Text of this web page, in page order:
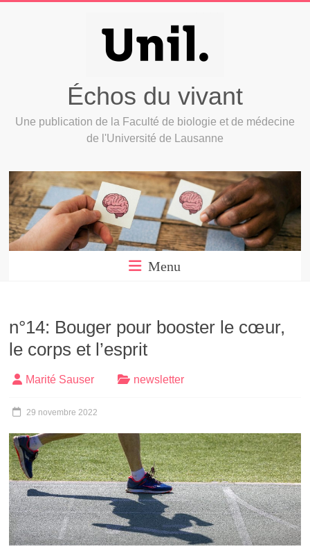
Échos du vivant
Une publication de la Faculté de biologie et de médecine
de l'Université de Lausanne
Menu
n°14: Bouger pour booster le cœur,
le corps et l’esprit
Marité Sauser newsletter
29 novembre 2022